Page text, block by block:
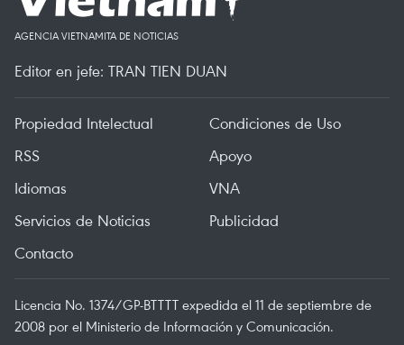
AGENCIA VIETNAMITA DE NOTICIAS
Editor en jefe: TRAN TIEN DUAN
Propiedad Intelectual
Condiciones de Uso
RSS
Apoyo
Idiomas
VNA
Servicios de Noticias
Publicidad
Contacto
Licencia No. 1374/GP-BTTTT expedida el 11 de septiembre de
2008 por el Ministerio de Información y Comunicación.